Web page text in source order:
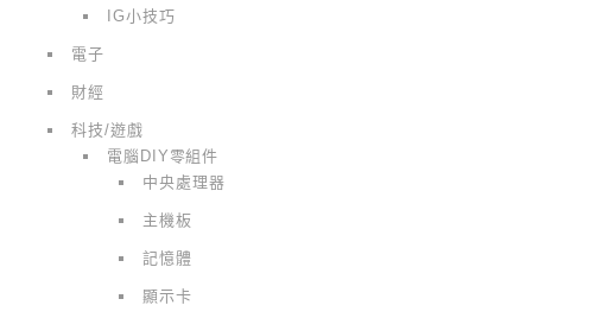
IG小技巧
電子
財經
科技/遊戲
電腦DIY零組件
中央處理器
主機板
記憶體
顯示卡